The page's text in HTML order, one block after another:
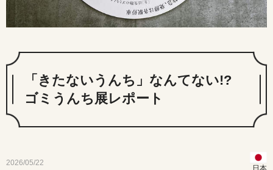
「きたないうんち」なんてない!?
ゴミうんち展レポート
2026/05/22
日本